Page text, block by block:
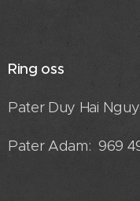
Ring oss
Pater Duy Hai
Pater Adam: 969